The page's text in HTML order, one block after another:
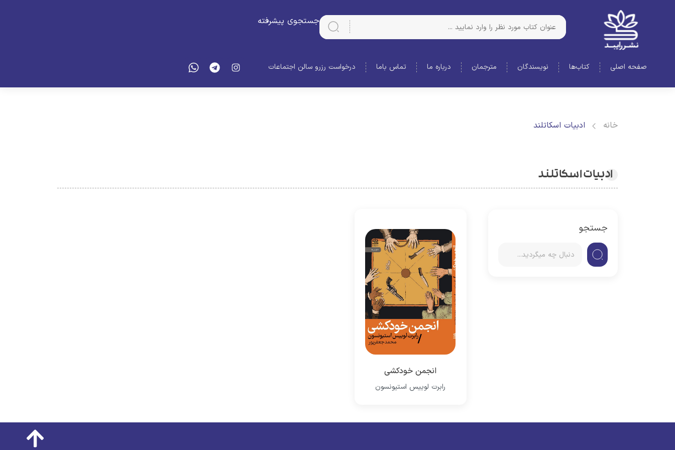
جستجوی پیشرفته
صفحه اصلی کتاب‌ها نویسندگان مترجمان درباره ما تماس باما درخواست رزرو سالن اجتماعات
خانه ادبیات اسکاتلند
ادبیات اسکاتلند
جستجو
انجمن خودکشی
رابرت لوییس استیونسون